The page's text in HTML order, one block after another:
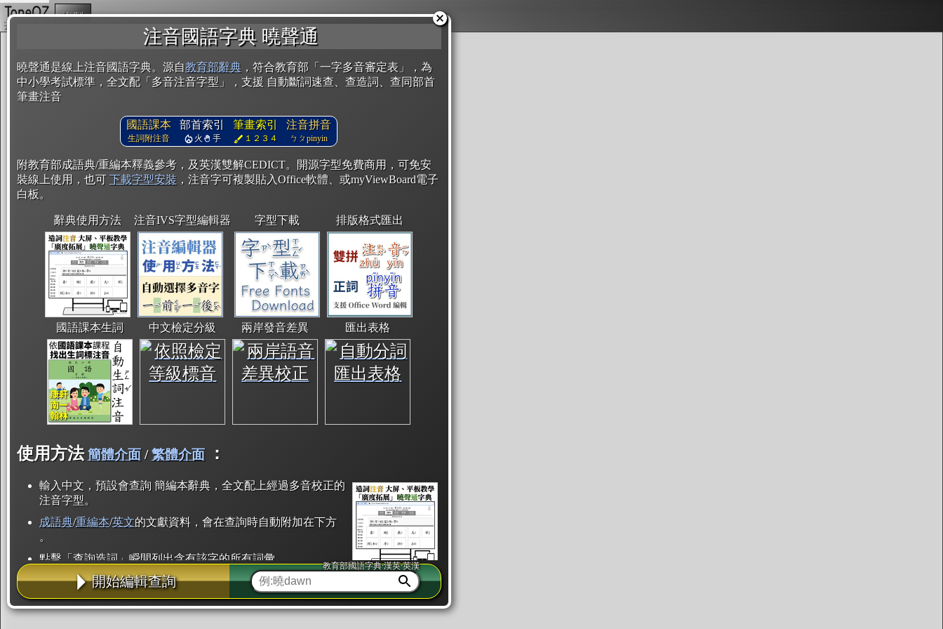
注音國語字典 曉聲通
曉聲通是線上注音國語字典。源自教育部辭典 ，符合教育部「一字多音審定表」，為
中小學考試標準，全文配「多音注音字型」，支援 自動斷詞速查、查造詞、查同部首
筆畫注音
國語課本
生詞附注音
部首索引
火 手
筆畫索引
１２３４
注音拼音
ㄅㄆpinyin
附教育部成語典/重編本釋義參考，及英漢雙解CEDICT。開源字型免費商用，可免安
裝線上使用，也可 下載字型安裝 ，注音字可複製貼入Office軟體、或myViewBoard電子
白板。
辭典使用方法 注音IVS字型編輯器 字型下載 排版格式匯出
國語課本生詞 中文檢定分級 兩岸發音差異 匯出表格
使用方法 簡體介面/繁體介面 ：
輸入中文，預設會查詢 簡編本辭典，全文配上經過多音校正的
注音字型。
成語典/重編本/英文的文獻資料，會在查詢時自動附加在下方
。
點擊「查詢造詞」瞬間列出含有該字的所有詞彙。
點「部首」瞬間列出所有「同部首字」。也支援查詢「同注音」或「同筆畫」。
辭典解釋的全文都經過自動斷詞，點擊便可瞬間「連續查詢」此字詞的解釋，不
用手動重複輸入。
開始編輯查詢
教育部國語字典·漢英·英漢
複製